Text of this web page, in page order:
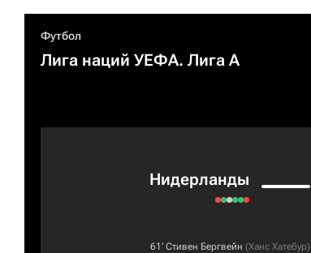
Футбол
Лига наций УЕФА. Лига A
Нидерланды
61‎’‎ Стивен Бергвейн (Ханс Хатебур)